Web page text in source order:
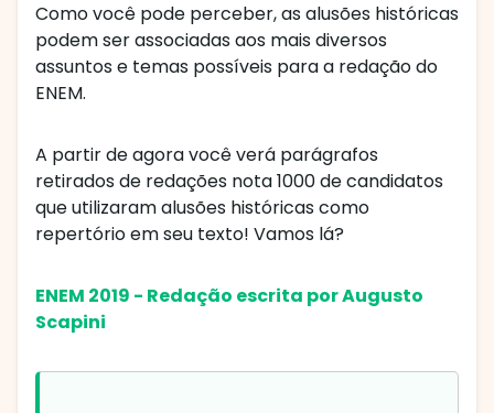
Como você pode perceber, as alusões históricas
podem ser associadas aos mais diversos
assuntos e temas possíveis para a redação do
ENEM.
A partir de agora você verá parágrafos
retirados de redações nota 1000 de candidatos
que utilizaram alusões históricas como
repertório em seu texto! Vamos lá?
ENEM 2019 - Redação escrita por Augusto
Scapini